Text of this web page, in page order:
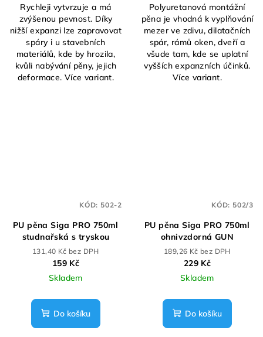
Rychleji vytvrzuje a má
zvýšenou pevnost. Díky
nižší expanzi lze zapravovat
spáry i u stavebních
materiálů, kde by hrozila,
kvůli nabývání pěny, jejich
deformace. Více variant.
Polyuretanová montážní
pěna je vhodná k vyplňování
mezer ve zdivu, dilatačních
spár, rámů oken, dveří a
všude tam, kde se uplatní
vyšších expanzních účinků.
Více variant.
PU pěna Siga PRO 750ml
studnařská s tryskou
131,40 Kč bez DPH
159 Kč
Skladem
Do košíku
KÓD: 502-2
PU pěna Siga PRO 750ml
ohnivzdorná GUN
189,26 Kč bez DPH
229 Kč
Skladem
Do košíku
KÓD: 502/3